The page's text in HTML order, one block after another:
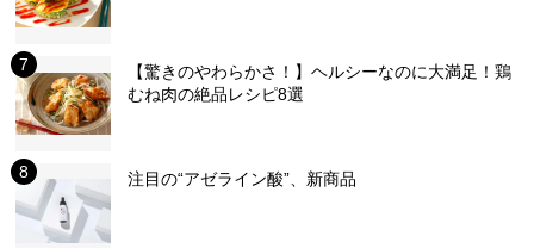
【驚きのやわらかさ！】ヘルシーなのに大満足！鶏
むね肉の絶品レシピ8選
注目の“アゼライン酸”、新商品